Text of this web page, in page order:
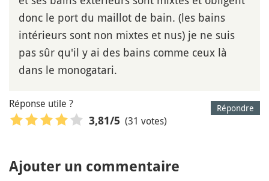
donc le port du maillot de bain. (les bains
intérieurs sont non mixtes et nus) je ne suis
pas sûr qu'il y ai des bains comme ceux là
dans le monogatari.
Répondre
Réponse utile ?
3,81/5 (31 votes)
Ajouter un commentaire